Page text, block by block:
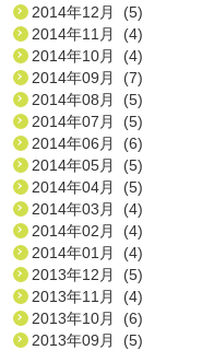
2014年12月 (5)
2014年11月 (4)
2014年10月 (4)
2014年09月 (7)
2014年08月 (5)
2014年07月 (5)
2014年06月 (6)
2014年05月 (5)
2014年04月 (5)
2014年03月 (4)
2014年02月 (4)
2014年01月 (4)
2013年12月 (5)
2013年11月 (4)
2013年10月 (6)
2013年09月 (5)